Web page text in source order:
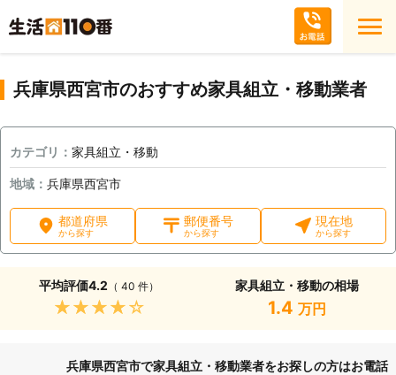
兵庫県西宮市のおすすめ家具組立・移動業者
カテゴリ： 家具組立・移動
地域： 兵庫県西宮市
都道府県
から探す
郵便番号
から探す
現在地
から探す
平均評価4.2 （ 40 件）
★★★★★
家具組立・移動の相場
1.4 万円
兵庫県西宮市で家具組立・移動業者をお探しの方はお電話